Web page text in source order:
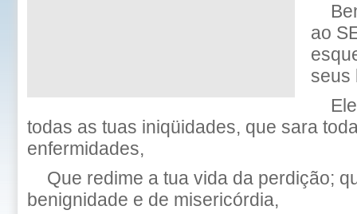
ao
seus
todas as tuas iniqüidades, que sara
enfermidades,
Que redime a tua vida da perdição;
benignidade e de misericórdia,